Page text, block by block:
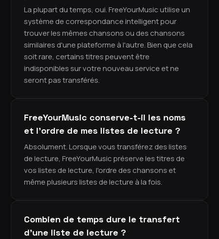
La plupart du temps, oui. FreeYourMusic utilise un
système de correspondance intelligent pour
trouver les mêmes chansons ou des chansons
similaires d'une plateforme à l'autre. Bien que cela
soit rare, certains titres peuvent être
indisponibles sur votre nouveau service et ne
seront pas transférés.
FreeYourMusic conserve-t-il les noms
et l'ordre de mes listes de lecture ?
Absolument. Lorsque vous transférez des listes
de lecture, FreeYourMusic préserve les titres de
vos listes de lecture, l'ordre des chansons et
même plusieurs listes de lecture à la fois.
Combien de temps dure le transfert
d'une liste de lecture ?